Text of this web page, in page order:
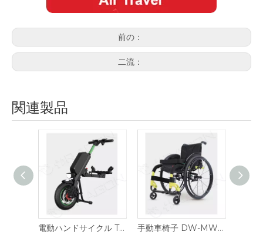
前の：
二流：
関連製品
手動車椅子 DW-MW2421 手動車いす DW-MW2420